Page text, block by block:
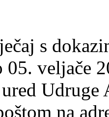
s
05. veljače
ured
na